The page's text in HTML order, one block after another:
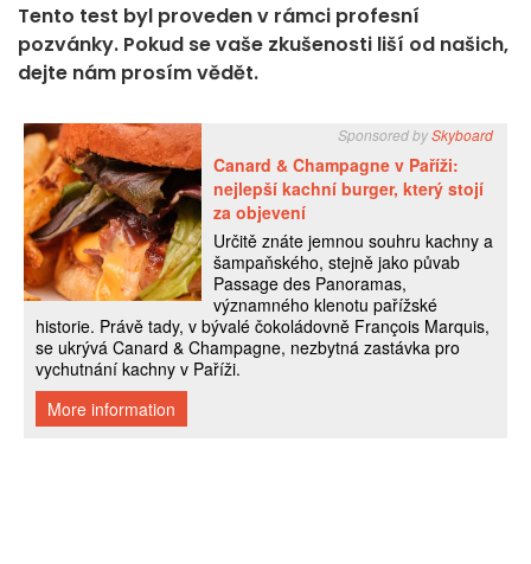
Tento test byl proveden v rámci profesní
pozvánky. Pokud se vaše zkušenosti liší od našich,
dejte nám prosím vědět.